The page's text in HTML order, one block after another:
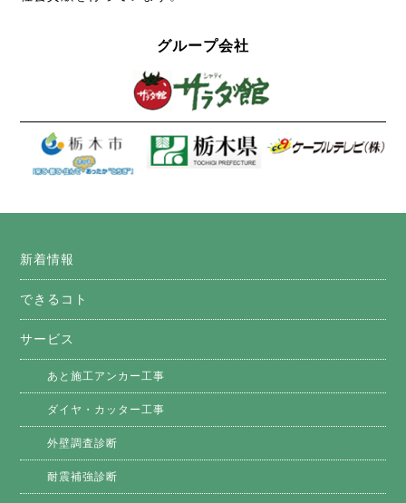
グループ会社
新着情報
できるコト
サービス
あと施工アンカー工事
ダイヤ・カッター工事
外壁調査診断
耐震補強診断